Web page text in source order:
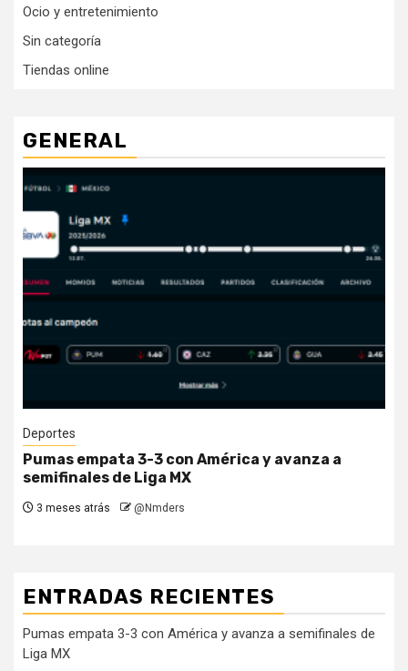
Ocio y entretenimiento
Sin categoría
Tiendas online
GENERAL
Deportes
Cucurella opina sobre Nico González: “Le entró
el cagazo de no ser inscrito por el Barça”
1 año atrás @Nmders
ENTRADAS RECIENTES
Pumas empata 3-3 con América y avanza a semifinales de
Liga MX